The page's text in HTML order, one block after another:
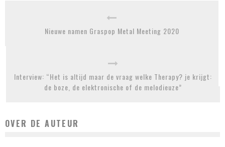
Nieuwe namen Graspop Metal Meeting 2020
Interview: “Het is altijd maar de vraag welke Therapy? je krijgt:
de boze, de elektronische of de melodieuze”
OVER DE AUTEUR